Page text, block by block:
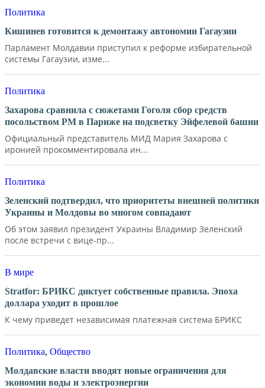
Политика
Кишинев готовится к демонтажу автономии Гагаузии
Парламент Молдавии приступил к реформе избирательной
системы Гагаузии, изме...
Политика
Захарова сравнила с сюжетами Гоголя сбор средств
посольством РМ в Париже на подсветку Эйфелевой башни
Официальный представитель МИД Мария Захарова с
иронией прокомментировала ин...
Политика
Зеленский подтвердил, что приоритеты внешней политики
Украины и Молдовы во многом совпадают
Об этом заявил президент Украины Владимир Зеленский
после встречи с вице-пр...
В мире
Stratfor: БРИКС диктует собственные правила. Эпоха
доллара уходит в прошлое
К чему приведет независимая платежная система БРИКС
Политика, Общество
Молдавские власти вводят новые ограничения для
экономии воды и электроэнергии